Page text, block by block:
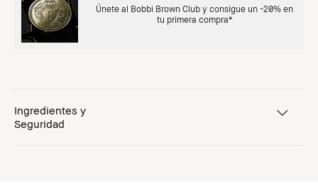
Únete al Bobbi Brown Club y consigue un -20% en
tu primera compra*
Ingredientes y
Seguridad